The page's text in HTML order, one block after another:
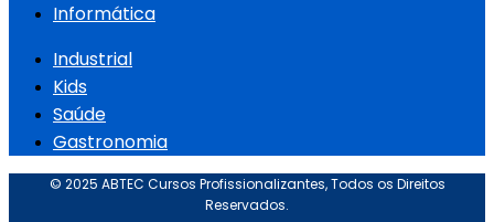
Informática
Industrial
Kids
Saúde
Gastronomia
© 2025 ABTEC Cursos Profissionalizantes, Todos os Direitos
Reservados.